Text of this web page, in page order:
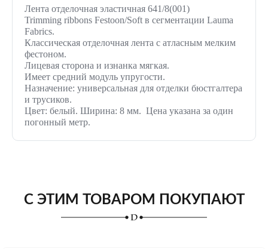
Лента отделочная эластичная 641/8(001)
Trimming ribbons Festoon/Soft в сегментации Lauma
Fabrics.
Классическая отделочная лента с атласным мелким
фестоном.
Лицевая сторона и изнанка мягкая.
Имеет средний модуль упругости.
Назначение: универсальная для отделки бюстгалтера
и трусиков.
Цвет: белый. Ширина: 8 мм. Цена указана за один
погонный метр.
С ЭТИМ ТОВАРОМ ПОКУПАЮТ